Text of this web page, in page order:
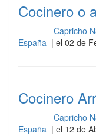
Cocinero o
Capricho
España | el 02 de
Cocinero
Capricho
España | el 12 de